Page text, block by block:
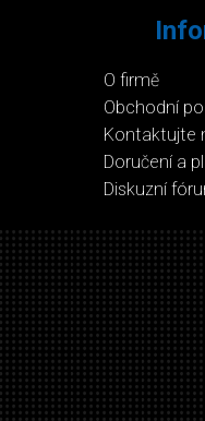
O firmě
Obchodní
Kontaktujte
Doručení a
Diskuzní